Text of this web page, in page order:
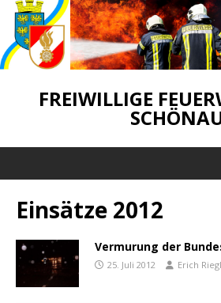
FREIWILLIGE
Einsätze 2012
Vermurung der
25. Juli 2012 Erich